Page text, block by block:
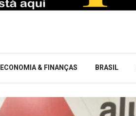
ECONOMIA & FINANÇAS BRASIL